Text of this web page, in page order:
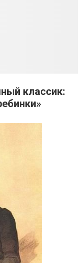
классик: